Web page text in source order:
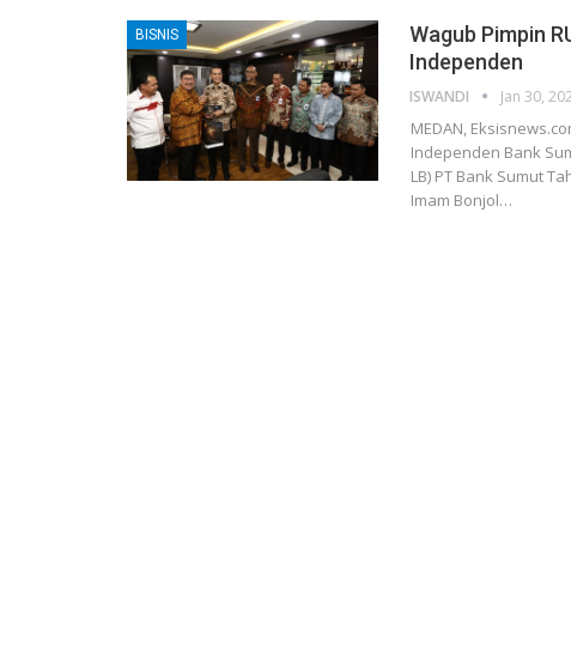
BISNIS
Wagub Pimpin
Independen
ISWANDI Jan 30,
MEDAN,
Independen Bank
LB) PT Bank Sumut
Imam Bonjol…